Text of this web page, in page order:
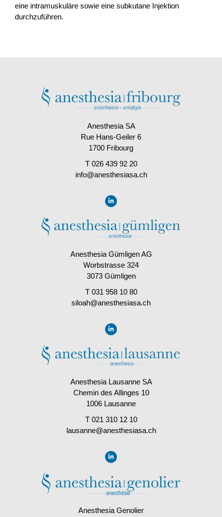
eine intramuskuläre sowie eine subkutane Injektion
durchzuführen.
Anesthesia SA
Rue Hans-Geiler 6
1700 Fribourg
T 026 439 92 20
info@anesthesiasa.ch
Anesthesia Gümligen AG
Worbstrasse 324
3073 Gümligen
T 031 958 10 80
siloah@anesthesiasa.ch
Anesthesia Lausanne SA
Chemin des Allinges 10
1006 Lausanne
T 021 310 12 10
lausanne@anesthesiasa.ch
Anesthesia Genolier